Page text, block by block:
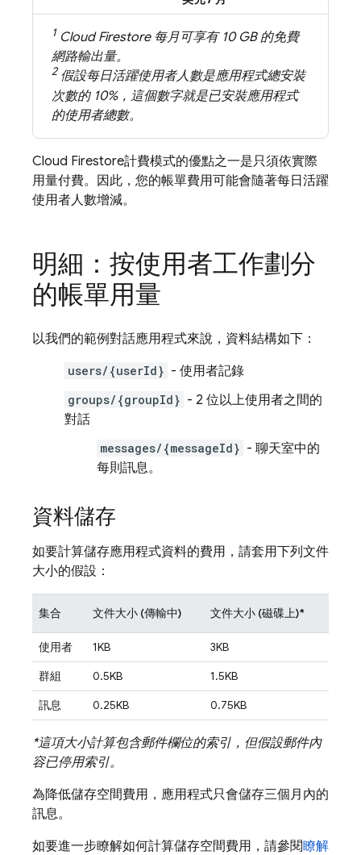
1 Cloud Firestore每月可享有 10 GB 的免費
網路輸出量。
2假設每日活躍使用者人數是應用程式總安裝
次數的 10%，這個數字就是已安裝應用程式
的使用者總數。
Cloud Firestore計費模式的優點之一是只須依實際
用量付費。因此，您的帳單費用可能會隨著每日活躍
使用者人數增減。
明細：按使用者工作劃分
的帳單用量
以我們的範例對話應用程式來說，資料結構如下：
users/{userId} - 使用者記錄
groups/{groupId} - 2 位以上使用者之間的
對話
messages/{messageId} - 聊天室中的
每則訊息。
資料儲存
如要計算儲存應用程式資料的費用，請套用下列文件
大小的假設：
集合 文件大小 (傳輸中) 文件大小 (磁碟上)*
使用者 1KB
3KB
群組
0.5KB
1.5KB
訊息
0.25KB 0.75KB
*這項大小計算包含郵件欄位的索引，但假設郵件內
容已停用索引。
為降低儲存空間費用，應用程式只會儲存三個月內的
訊息。
如要進一步瞭解如何計算儲存空間費用，請參閱瞭解